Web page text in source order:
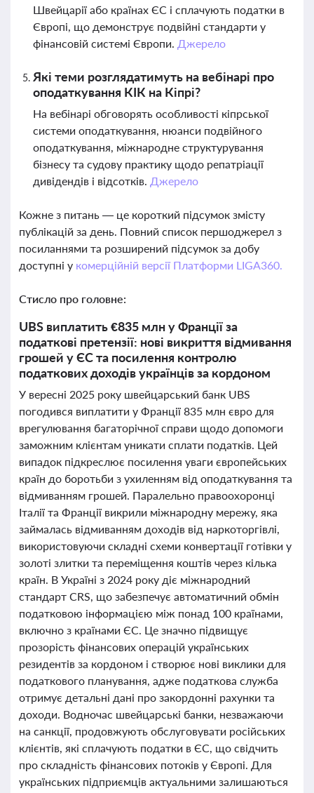
Швейцарії або країнах ЄС і сплачують податки в
Європі, що демонструє подвійні стандарти у
фінансовій системі Європи. Джерело
Які теми розглядатимуть на вебінарі про
оподаткування КІК на Кіпрі?
На вебінарі обговорять особливості кіпрської
системи оподаткування, нюанси подвійного
оподаткування, міжнародне структурування
бізнесу та судову практику щодо репатріації
дивідендів і відсотків. Джерело
Кожне з питань — це короткий підсумок змісту
публікацій за день. Повний список першоджерел з
посиланнями та розширений підсумок за добу
доступні у комерційній версії Платформи LIGA360.
Стисло про головне:
UBS виплатить €835 млн у Франції за
податкові претензії: нові викриття відмивання
грошей у ЄС та посилення контролю
податкових доходів українців за кордоном
У вересні 2025 року швейцарський банк UBS
погодився виплатити у Франції 835 млн євро для
врегулювання багаторічної справи щодо допомоги
заможним клієнтам уникати сплати податків. Цей
випадок підкреслює посилення уваги європейських
країн до боротьби з ухиленням від оподаткування та
відмиванням грошей. Паралельно правоохоронці
Італії та Франції викрили міжнародну мережу, яка
займалась відмиванням доходів від наркоторгівлі,
використовуючи складні схеми конвертації готівки у
золоті злитки та переміщення коштів через кілька
країн. В Україні з 2024 року діє міжнародний
стандарт CRS, що забезпечує автоматичний обмін
податковою інформацією між понад 100 країнами,
включно з країнами ЄС. Це значно підвищує
прозорість фінансових операцій українських
резидентів за кордоном і створює нові виклики для
податкового планування, адже податкова служба
отримує детальні дані про закордонні рахунки та
доходи. Водночас швейцарські банки, незважаючи
на санкції, продовжують обслуговувати російських
клієнтів, які сплачують податки в ЄС, що свідчить
про складність фінансових потоків у Європі. Для
українських підприємців актуальними залишаються